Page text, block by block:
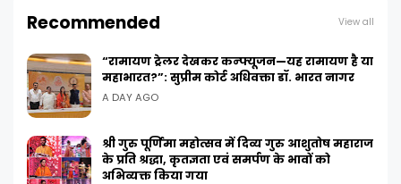
Recommended View all
“रामायण ट्रेलर देखकर कन्फ्यूजन—यह रामायण है या
महाभारत?”: सुप्रीम कोर्ट अधिवक्ता डॉ. भारत नागर
A DAY AGO
श्री गुरु पूर्णिमा महोत्सव में दिव्य गुरु आशुतोष महाराज
के प्रति श्रद्धा, कृतज्ञता एवं समर्पण के भावों को
अभिव्यक्त किया गया